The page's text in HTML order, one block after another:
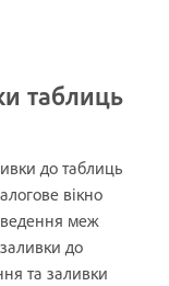
таблиць
до таблиць
вікно
меж
до
та заливки